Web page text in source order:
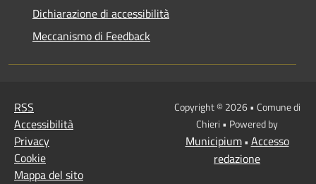
Dichiarazione di accessibilità
Meccanismo di Feedback
RSS
Accessibilità
Privacy
Cookie
Mappa del sito
Copyright © 2026 • Comune di
Chieri • Powered by
Municipium• Accesso
redazione